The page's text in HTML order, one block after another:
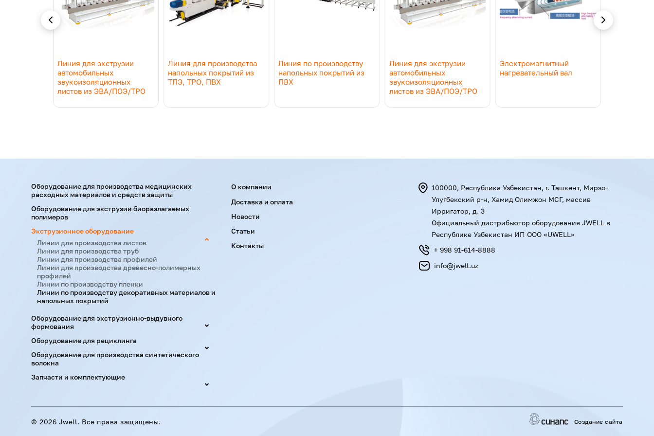
Примечание. Технические характеристики могут быть изменены без предварительного уведомления.
Линия для экструзии
автомобильных
звукоизоляционных
листов из ЭВА/ПОЭ/TPO
Линия для производства
напольных покрытий из
ТПЭ, TPO, ПВХ
Линия по производству
напольных покрытий из
ПВХ
Линия для экструзии
автомобильных
звукоизоляционных
листов из ЭВА/ПОЭ/TPO
Электромагнитный
нагревательный вал
Оборудование для производства медицинских
расходных материалов и средств защиты
Оборудование для экструзии биоразлагаемых
полимеров
Экструзионное оборудование
Линии для производства листов
Линии для производства труб
Линии для производства профилей
Линии для производства древесно-полимерных
профилей
Линии по производству пленки
Линии по производству декоративных материалов и
напольных покрытий
Оборудование для экструзионно-выдувного
формования
Оборудование для рециклинга
Оборудование для производства синтетического
волокна
Запчасти и комплектующие
Menu footer
О компании
Доставка и оплата
Новости
Статьи
Контакты
100000, Республика Узбекистан, г. Ташкент, Мирзо-
Улугбекский р-н, Хамид Олимжон МСГ, массив
Ирригатор, д. 3
Официальный дистрибьютор оборудования JWELL в
Республике Узбекистан ИП ООО «UWELL»
+ 998 91-614-8888
info@jwell.uz
© 2026 Jwell. Все права защищены. Создание сайта